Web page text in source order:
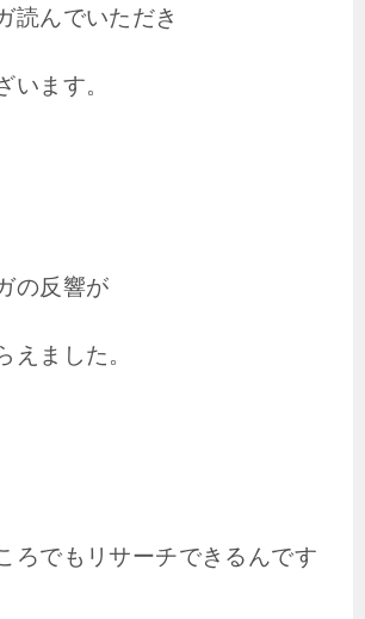
読んでいただき
います。
の反響が
えました。
ろでもリサーチできるんです